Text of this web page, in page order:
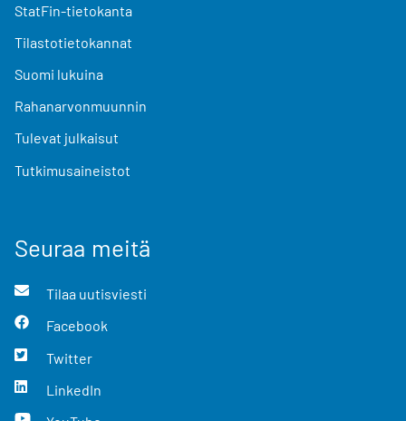
StatFin-tietokanta
Tilastotietokannat
Suomi lukuina
Rahanarvonmuunnin
Tulevat julkaisut
Tutkimusaineistot
Seuraa meitä
Tilaa uutisviesti
Facebook
Twitter
LinkedIn